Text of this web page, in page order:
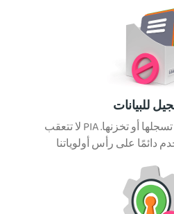
للبيانات
لا تتعقب PIA أبدا بيانات تصفحك ولا تسجلها أو تخزنها.